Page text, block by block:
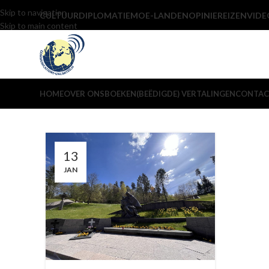
Skip to navigation
Skip to main content
CULTUURDIPLOMATIEMOE-LANDENOPINIEREIZEN
HOMEOVER ONSBOEKEN(BEËDIGDE) VERTALINGEN
13
JAN